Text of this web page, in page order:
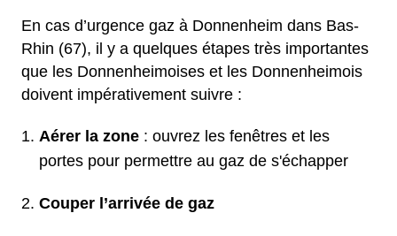
En cas d’urgence gaz à Donnenheim dans Bas-
Rhin (67), il y a quelques étapes très importantes
que les Donnenheimoises et les Donnenheimois
doivent impérativement suivre :
Aérer la zone : ouvrez les fenêtres et les
portes pour permettre au gaz de s'échapper
Couper l’arrivée de gaz